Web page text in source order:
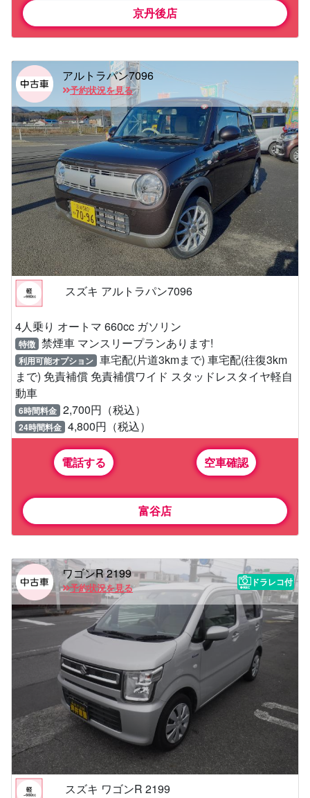
京丹後店
アルトラパン7096
予約状況を見る
スズキ アルトラパン7096
4人乗り オートマ 660cc ガソリン
特徴 禁煙車 マンスリープランあります!
利用可能オプション 車宅配(片道3kmまで) 車宅配(往復3km
まで) 免責補償 免責補償ワイド スタッドレスタイヤ軽自
動車
6時間料金 2,700円（税込）
24時間料金 4,800円（税込）
電話する 空車確認
富谷店
ワゴンR 2199
予約状況を見る
ドラレコ付
スズキ ワゴンR 2199